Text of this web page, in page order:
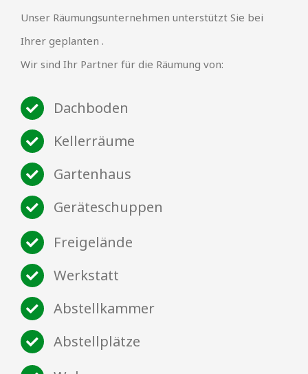
Unser Räumungsunternehmen unterstützt Sie bei
Ihrer geplanten .
Wir sind Ihr Partner für die Räumung von:
Dachboden
Kellerräume
Gartenhaus
Geräteschuppen
Freigelände
Werkstatt
Abstellkammer
Abstellplätze